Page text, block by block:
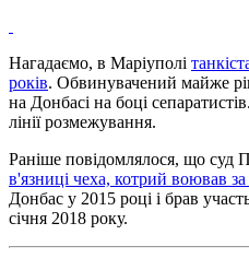
Нагадаємо, в Маріуполі
років. Обвинувачений майже
на Донбасі на боці
лінії розмежування.
Раніше повідомлялося, що суд
в'язниці чеха, котрий воював
Донбас у 2015 році і брав
січня 2018 року.